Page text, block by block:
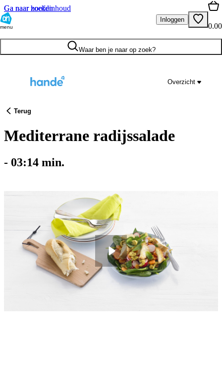
Ga naar hoofdinhoud
Ga naar zoeken
menu
Inloggen
0.00
Waar ben je naar op zoek?
Overzicht
Terug
Mediterrane radijssalade
- 03:14 min.